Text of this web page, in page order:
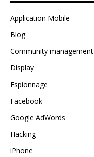
Application Mobile
Blog
Community management
Display
Espionnage
Facebook
Google AdWords
Hacking
iPhone